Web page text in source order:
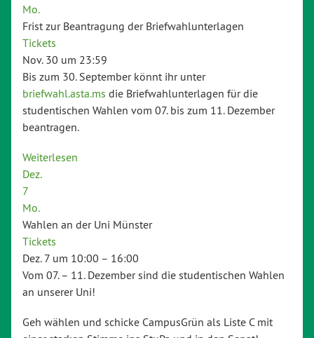
Mo.
Frist zur Beantragung der Briefwahlunterlagen
Tickets
Nov. 30 um 23:59
Bis zum 30. September könnt ihr unter
briefwahl.asta.ms die Briefwahlunterlagen für die
studentischen Wahlen vom 07. bis zum 11. Dezember
beantragen.
Weiterlesen
Dez.
7
Mo.
Wahlen an der Uni Münster
Tickets
Dez. 7 um 10:00 – 16:00
Vom 07. – 11. Dezember sind die studentischen Wahlen
an unserer Uni!
Geh wählen und schicke CampusGrün als Liste C mit